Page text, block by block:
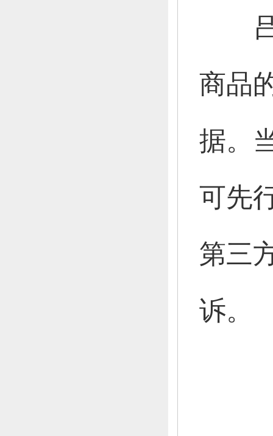
商品
据。
可先
第三
诉。